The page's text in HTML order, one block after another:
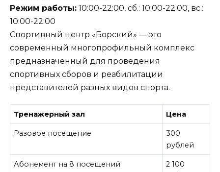
Режим работы: 10:00-22:00, сб.: 10:00-22:00, вс.:
10:00-22:00
Спортивный центр «Борский» — это
современный многопрофильный комплекс
предназначенный для проведения
спортивных сборов и реабилитации
представителей разных видов спорта.
Тренажерный зал Цена
Разовое посещение
300
рублей
Абонемент на 8 посещений
2 100